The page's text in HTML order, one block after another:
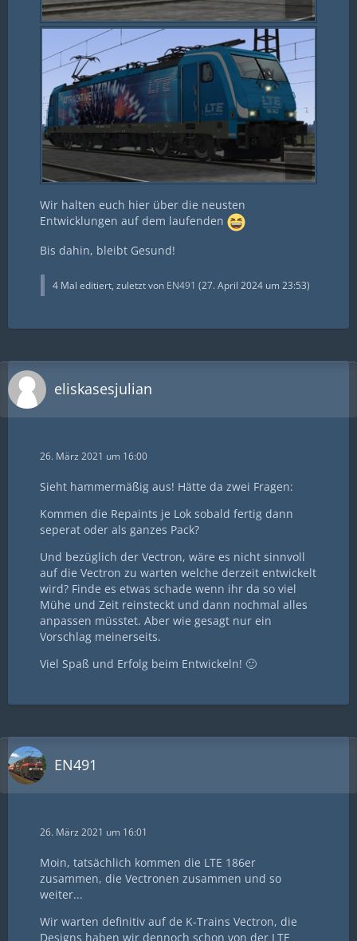
Wir halten euch hier über die neusten
Entwicklungen auf dem laufenden
Bis dahin, bleibt Gesund!
4 Mal editiert, zuletzt von EN491 (27. April 2024 um 23:53)
eliskasesjulian
26. März 2021 um 16:00
Sieht hammermäßig aus! Hätte da zwei Fragen:
Kommen die Repaints je Lok sobald fertig dann
seperat oder als ganzes Pack?
Und bezüglich der Vectron, wäre es nicht sinnvoll
auf die Vectron zu warten welche derzeit entwickelt
wird? Finde es etwas schade wenn ihr da so viel
Mühe und Zeit reinsteckt und dann nochmal alles
anpassen müsstet. Aber wie gesagt nur ein
Vorschlag meinerseits.
Viel Spaß und Erfolg beim Entwickeln! 🙂
EN491
26. März 2021 um 16:01
Moin, tatsächlich kommen die LTE 186er
zusammen, die Vectronen zusammen und so
weiter...
Wir warten definitiv auf de K-Trains Vectron, die
Designs haben wir dennoch schon von der LTE